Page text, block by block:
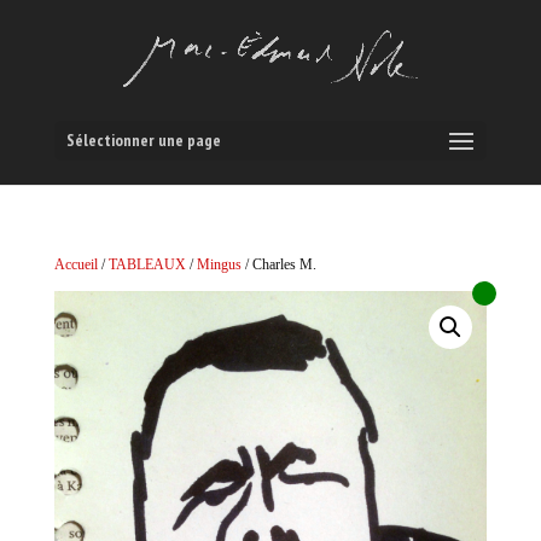
Sélectionner une page
Accueil/TABLEAUX/Mingus/ Charles M.